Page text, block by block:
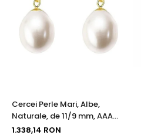
Cercei Perle Mari, Albe,
Naturale, de 11/9 mm, AAA+,
Aur 14K (aur 585), Forma
1.338,14 RON